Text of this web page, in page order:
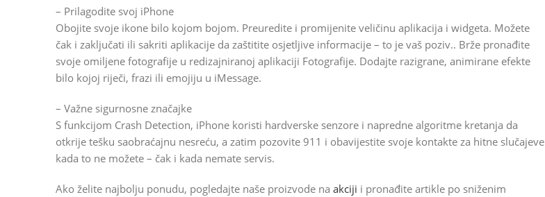
– Prilagodite svoj iPhone
Obojite svoje ikone bilo kojom bojom. Preuredite i promijenite veličinu aplikacija i widgeta. Možete
čak i zaključati ili sakriti aplikacije da zaštitite osjetljive informacije – to je vaš poziv.. Brže pronađite
svoje omiljene fotografije u redizajniranoj aplikaciji Fotografije. Dodajte razigrane, animirane efekte
bilo kojoj riječi, frazi ili emojiju u iMessage.
– Važne sigurnosne značajke
S funkcijom Crash Detection, iPhone koristi hardverske senzore i napredne algoritme kretanja da
otkrije tešku saobraćajnu nesreću, a zatim pozovite 911 i obavijestite svoje kontakte za hitne slučajeve
kada to ne možete – čak i kada nemate servis.
Ako želite najbolju ponudu, pogledajte naše proizvode na akciji i pronađite artikle po sniženim